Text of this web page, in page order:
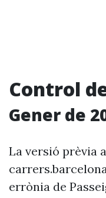
Control
Gener de
La versió prèvia
errònia de